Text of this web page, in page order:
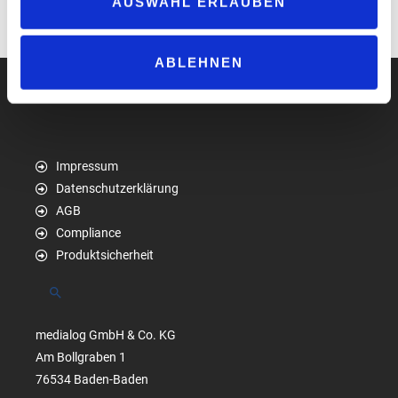
ABLEHNEN
www.emova.de
Impressum
Datenschutzerklärung
AGB
Compliance
Produktsicherheit
Suchen
medialog GmbH & Co. KG
Am Bollgraben 1
76534 Baden-Baden